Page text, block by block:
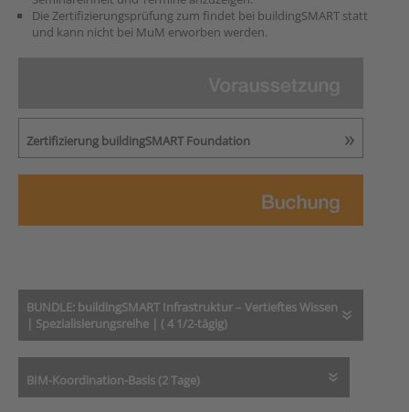
Die Zertifizierungsprüfung zum findet bei buildingSMART statt
und kann nicht bei MuM erworben werden.
Zertifizierung buildingSMART Foundation
BUNDLE: buildingSMART Infrastruktur – Vertieftes Wissen
| Spezialisierungsreihe | ( 4 1/2-tägig)
BIM-Koordination-Basis (2 Tage)